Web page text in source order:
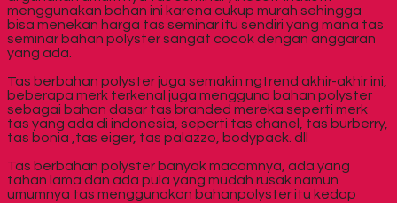
menggunakan bahan ini karena cukup murah sehingga
bisa menekan harga tas seminar itu sendiri yang mana tas
seminar bahan polyster sangat cocok dengan anggaran
yang ada.
Tas berbahan polyster juga semakin ngtrend akhir-akhir ini,
beberapa merk terkenal juga mengguna bahan polyster
sebagai bahan dasar tas branded mereka seperti merk
tas yang ada di indonesia, seperti tas chanel, tas burberry,
tas bonia ,tas eiger, tas palazzo, bodypack. dll
Tas berbahan polyster banyak macamnya, ada yang
tahan lama dan ada pula yang mudah rusak namun
umumnya tas menggunakan bahanpolyster itu kedap